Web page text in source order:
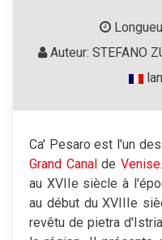
Auteur: STEFANO
Ca' Pesaro est l'un
Grand Canal de Venise
au XVIIe siècle à
au début du XVIIIe
revêtu de pietra